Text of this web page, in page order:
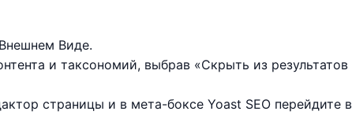
Виде.
и таксономий, выбрав «Скрыть из результатов
страницы и в мета-боксе Yoast SEO перейдите